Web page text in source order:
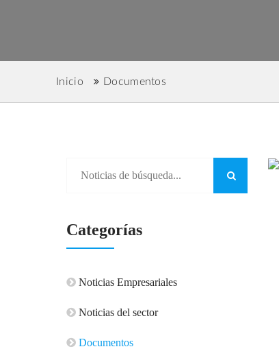
Inicio Documentos
Categorías
Noticias Empresariales
Noticias del sector
Documentos